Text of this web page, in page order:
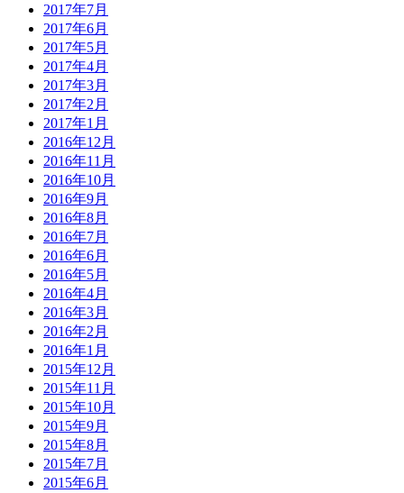
2017年7月
2017年6月
2017年5月
2017年4月
2017年3月
2017年2月
2017年1月
2016年12月
2016年11月
2016年10月
2016年9月
2016年8月
2016年7月
2016年6月
2016年5月
2016年4月
2016年3月
2016年2月
2016年1月
2015年12月
2015年11月
2015年10月
2015年9月
2015年8月
2015年7月
2015年6月